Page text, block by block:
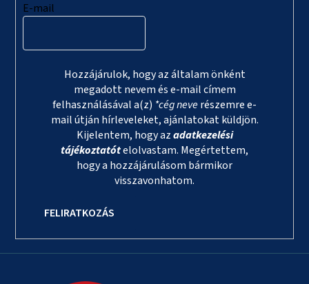
E-mail
Hozzájárulok, hogy az általam önként
megadott nevem és e-mail címem
felhasználásával a(z) *cég neverészemre e-
mail útján hírleveleket, ajánlatokat küldjön.
Kijelentem, hogy azadatkezelési
tájékoztatótelolvastam. Megértettem,
hogy a hozzájárulásom bármikor
visszavonhatom.
FELIRATKOZÁS